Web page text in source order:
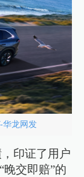
华龙网发
，印证了用户
交即赔”的